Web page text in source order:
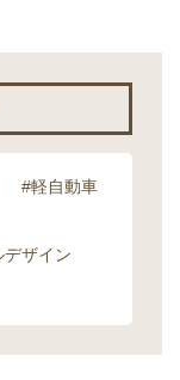
#軽自動車
ザイン